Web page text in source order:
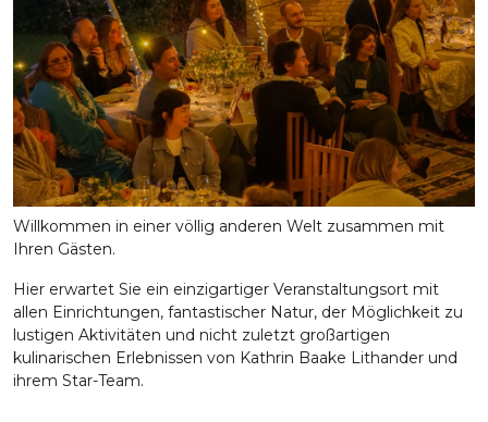
Willkommen in einer völlig anderen Welt zusammen mit
Ihren Gästen.
Hier erwartet Sie ein einzigartiger Veranstaltungsort mit
allen Einrichtungen, fantastischer Natur, der Möglichkeit zu
lustigen Aktivitäten und nicht zuletzt großartigen
kulinarischen Erlebnissen von Kathrin Baake Lithander und
ihrem Star-Team.